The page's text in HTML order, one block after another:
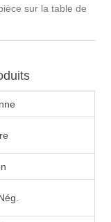
sur la table de